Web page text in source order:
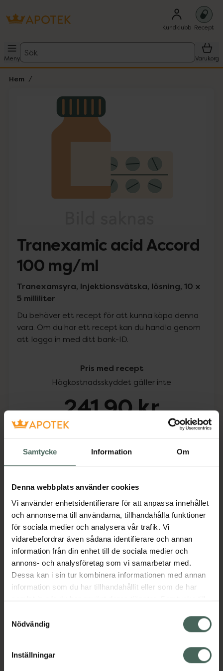
Samtycke Information Om
Denna webbplats använder cookies
Vi använder enhetsidentifierare för att anpassa innehållet
och annonserna till användarna, tillhandahålla funktioner
för sociala medier och analysera vår trafik. Vi
vidarebefordrar även sådana identifierare och annan
information från din enhet till de sociala medier och
annons- och analysföretag som vi samarbetar med.
Dessa kan i sin tur kombinera informationen med annan
information som du har tillhandahållit eller som de har
samlat in när du har använt deras tjänster. Samtycke till
återkalla ditt samtycke via webbplatsens
cookieinställningar. Ett återkallat samtycke påverkar inte
lagligheten av behandling som skett innan återkallelsen.
Nödvändig
Inställningar
Kundklubb Recept
Meny
Sök
Varukorg
Hem
Lista: . Innehåller 1 objekt.
Tranexamic acid Accord
100 mg/ml
Tranexamsyra, Injektionsvätska, lösning, 10 x
5 milliliter
Du behöver ett recept för att kunna köpa denna
vara. Om du har ett recept kan du handla genom
att logga in med ditt bank-ID.
Pris med recept
Högkostnadsskyddet gäller inte
241,90 kr
Köp via ditt recept
Aktuella erbjudanden
Beskrivning Dölj
Läs alltid bipacksedeln innan
användning.
EAN:05055565736562
Bipacksedel från FASS Visa